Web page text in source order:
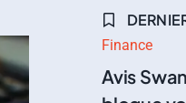
Finance
Avis